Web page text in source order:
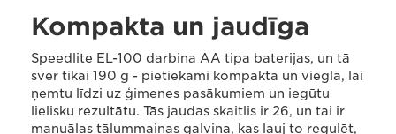
Kompakta un jaudīga
Speedlite EL-100 darbina AA tipa baterijas, un tā
sver tikai 190 g - pietiekami kompakta un viegla, lai
ņemtu līdzi uz ģimenes pasākumiem un iegūtu
lielisku rezultātu. Tās jaudas skaitlis ir 26, un tai ir
manuālas tālummaiņas galviņa, kas ļauj to regulēt,